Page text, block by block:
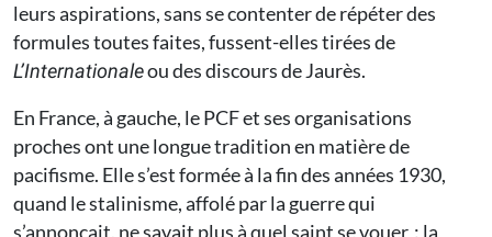
leurs aspirations, sans se contenter de répéter des
formules toutes faites, fussent-elles tirées de
L’Internationaleou des discours de Jaurès.
En France, à gauche, le PCF et ses organisations
proches ont une longue tradition en matière de
pacifisme. Elle s’est formée à la fin des années 1930,
quand le stalinisme, affolé par la guerre qui
s’annonçait, ne savait plus à quel saint se vouer : la